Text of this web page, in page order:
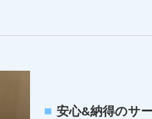
安心&納得のサ